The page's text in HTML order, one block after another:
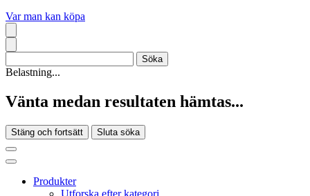
Var man kan köpa
Belastning...
Vänta medan resultaten hämtas...
Stäng och fortsätt Sluta söka
Produkter
Utforska efter kategori